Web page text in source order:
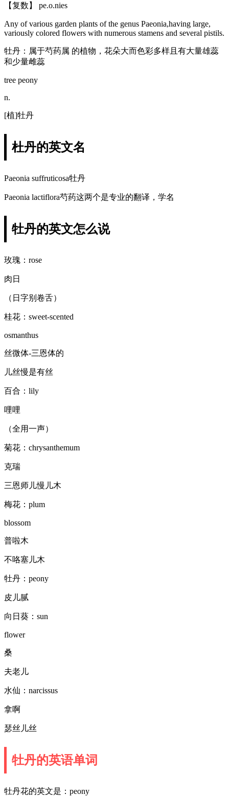
【复数】 pe.o.nies
Any of various garden plants of the genus Paeonia,having large,
variously colored flowers with numerous stamens and several pistils.
牡丹：属于芍药属 的植物，花朵大而色彩多样且有大量雄蕊
和少量雌蕊
tree peony
n.
[植]牡丹
杜丹的英文名
Paeonia suffruticosa牡丹
Paeonia lactiflora芍药这两个是专业的翻译，学名
牡丹的英文怎么说
玫瑰：rose
肉日
（日字别卷舌）
桂花：sweet-scented
osmanthus
丝微体-三恩体的
儿丝慢是有丝
百合：lily
哩哩
（全用一声）
菊花：chrysanthemum
克瑞
三恩师儿慢儿木
梅花：plum
blossom
普啦木
不咯塞儿木
牡丹：peony
皮儿腻
向日葵：sun
flower
桑
夫老儿
水仙：narcissus
拿啊
瑟丝儿丝
牡丹的英语单词
牡丹花的英文是：peony